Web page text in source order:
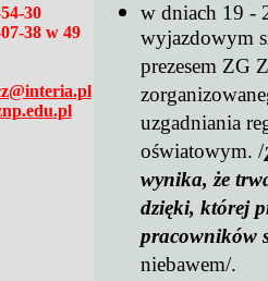
30
38 w 49
wdniach 19 -
wyjazdowym
prezesem ZG
uzgadniania
oświatowym. /
wynika, że
dzięki, której
pracowników
niebawem/.